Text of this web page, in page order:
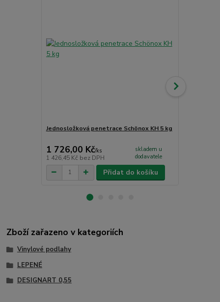
Jednosložková penetrace Schönox KH 5 kg
1 726,00 Kč/ks
1 426,45 Kč bez DPH
skladem u
dodavatele
Přidat do košíku
Zboží zařazeno v kategoriích
Vinylové podlahy
LEPENÉ
DESIGNART 0,55